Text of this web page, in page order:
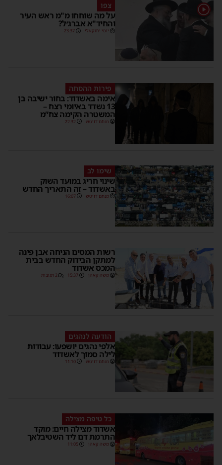
1 צפו
על מה שוחחו מ"מ ראש העיר
והחיד"א אברג׳ל?
יוסי יחזקאלי 23:37
פירות ההסתה
אימה באשדוד: בחור ישיבה בן
13 נשדד באיומי רצח –
המשטרה הקימה צח”מ
מנחם דויטש 22:32
שימו לב
שינוי חריג במועד השוק
באשדוד – זה התאריך החדש
מנחם דויטש 16:07
רשות המסים הניחה אבן פינה
למתקן הבידוק החדש בבית
המכס אשדוד
משה קאהן 15:37 2 תגובות
הודעה לנהגים
אלפי נהגים יושפעו: עבודות
לילה סמוך לאשדוד
מנחם דויטש 11:10
כל טיפה מצילה
אשדוד מצילה חיים: מוקד
התרמת דם ליד השטיבלאך
משה קאהן 11:05